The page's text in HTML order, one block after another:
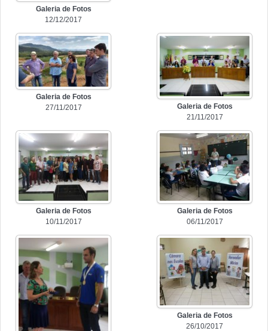
Galeria de Fotos
12/12/2017
Galeria de Fotos
27/11/2017
Galeria de Fotos
21/11/2017
Galeria de Fotos
10/11/2017
Galeria de Fotos
06/11/2017
Galeria de Fotos
26/10/2017